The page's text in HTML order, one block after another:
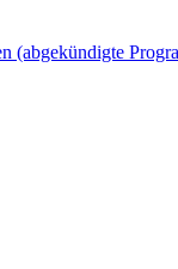
(abgekündigte